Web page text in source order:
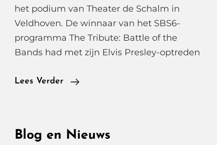
het podium van Theater de Schalm in
Veldhoven. De winnaar van het SBS6-
programma The Tribute: Battle of the
Bands had met zijn Elvis Presley-optreden
Lees Verder
Bouke
Na
Blog en Nieuws